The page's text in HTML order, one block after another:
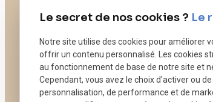
Immobilier
Vous êtes propriétaire
Vous êtes locataire
Vous êtes un syndic
Vous êtes une agence
Droit bancaire
Le secret de nos cookies ? Le
Notre site utilise des cookies pour améliorer
offrir un contenu personnalisé. Les cookies
au fonctionnement de base de notre site et
Cependant, vous avez le choix d'activer ou
personnalisation, de performance et de